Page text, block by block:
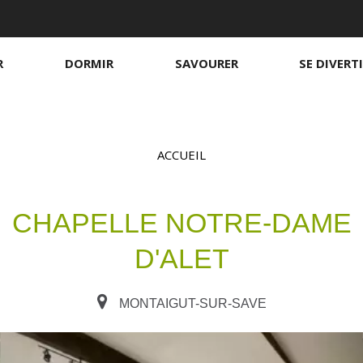
DORMIR
Chambres d'hôtes
SAVOURER
Sur le pouce
SE
ACCUEIL
CHAPELLE NOTRE-DAME
D'ALET
MONTAIGUT-SUR-SAVE